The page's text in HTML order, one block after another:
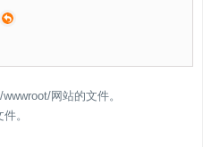
网站的文件。
。